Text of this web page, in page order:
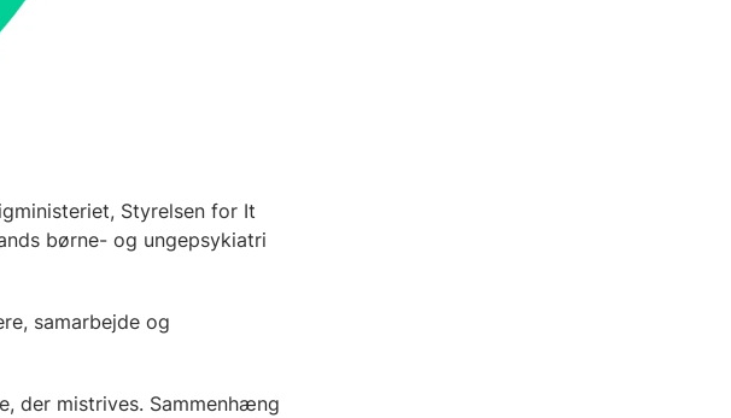
Styrelsen for It
børne- og ungepsykiatri
samarbejde og
der mistrives. Sammenhæng